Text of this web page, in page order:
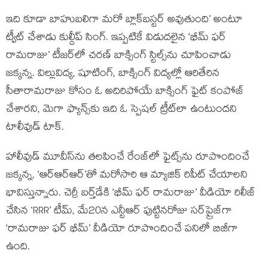
ఇది కూడా బాహుబలిగా మరో బ్లాక్‌బస్టర్ అవుతుంది’ అంటూ
ట్వీట్ చేశాడు కుల్దీప్ సింగ్. ఇప్పటికే విడుదలైన ‘భీమ్ ఫర్
రామరాజు’ టీజర్‌లో చరణ్ బాక్సింగ్ స్టిల్స్‌ను చూపించాడు
జక్కన్న. విల్లువిద్య, షూటింగ్, బాక్సింగ్ విద్యల్లో ఆరితేరిన
సీతారామరాజు కోసం ఓ అదిరిపోయే బాక్సింగ్ ఫైట్ కంపోజ్
చేశారని, మెగా ఫ్యాన్స్‌‌కు ఇది ఓ స్పెషల్ ట్రీట్‌లా ఉంటుందని
టాలీవుడ్ టాక్.
హాలీవుడ్ మూవీస్‌ను తలపించే రేంజ్‌లో ఫైట్స్‌ను రూపొందించే
జక్కన్న, ‘ఆర్ఆర్ఆర్’తో మరోసారి ఆ మ్యాజిక్ రిపీట్ చేయాలని
భావిస్తున్నారు. చెర్రీ బర్త్‌డేకి ‘భీమ్ ఫర్ రామరాజు’ వీడియో రిలీజ్
చేసిన ‘RRR’ టీమ్, మే20న ఎన్టీఆర్ పుట్టినరోజు సర్‌ప్రైజ్‌గా
‘రామరాజు ఫర్ భీమ్’ వీడియో రూపొందించే పనిలో బిజీగా
ఉంది.